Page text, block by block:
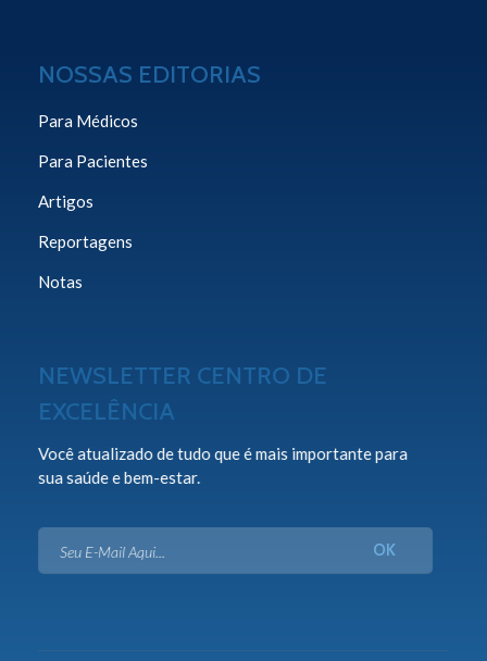
NOSSAS EDITORIAS
Para Médicos
Para Pacientes
Artigos
Reportagens
Notas
NEWSLETTER CENTRO DE
EXCELÊNCIA
Você atualizado de tudo que é mais importante para
sua saúde e bem-estar.